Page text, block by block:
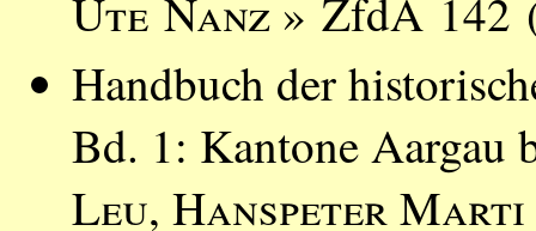
Ute Nanz » ZfdA 142
Handbuch der
Bd. 1: Kantone Aargau
Leu, Hanspeter Marti